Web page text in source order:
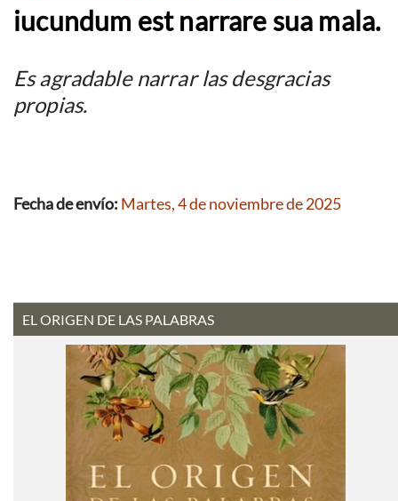
iucundum est narrare sua mala.
Es agradable narrar las desgracias
propias.
Fecha de envío: Martes, 4 de noviembre de 2025
EL ORIGEN DE LAS PALABRAS